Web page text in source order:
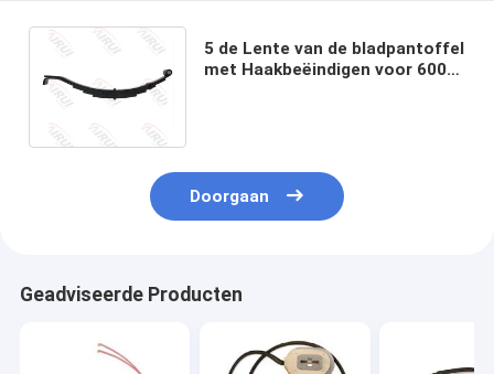
5 de Lente van de bladpantoffel
met Haakbeëindigen voor 6000
Doorgaan
Geadviseerde Producten